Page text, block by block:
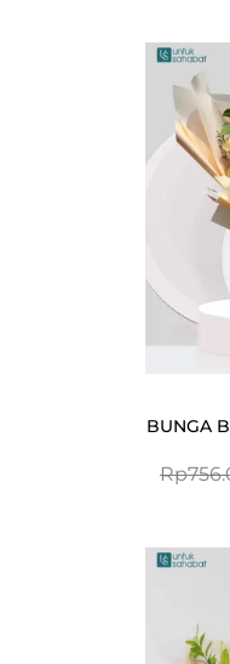
BUNGA
Rp